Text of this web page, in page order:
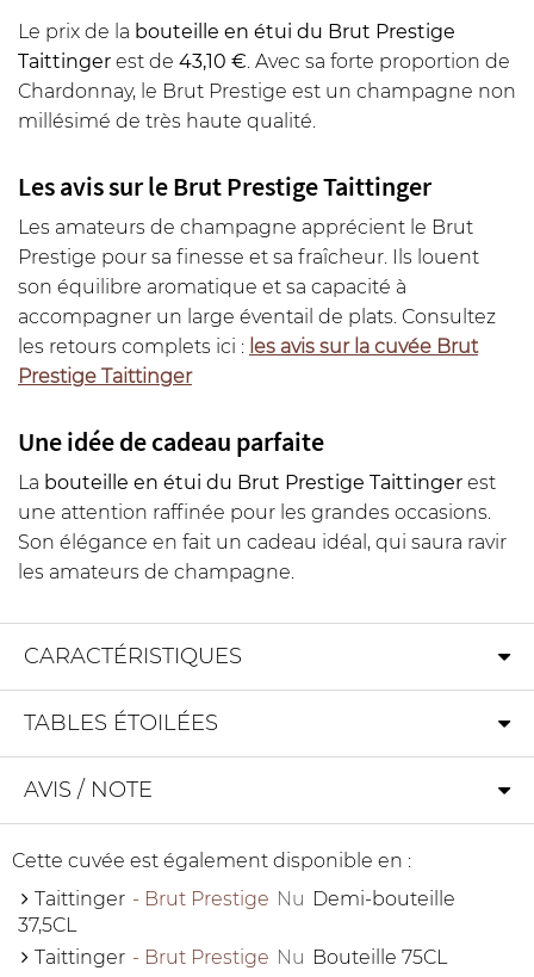
Le prix de la bouteille en étui du Brut Prestige
Taittinger est de 43,10 €. Avec sa forte proportion de
Chardonnay, le Brut Prestige est un champagne non
millésimé de très haute qualité.
Les avis sur le Brut Prestige Taittinger
Les amateurs de champagne apprécient le Brut
Prestige pour sa finesse et sa fraîcheur. Ils louent
son équilibre aromatique et sa capacité à
accompagner un large éventail de plats. Consultez
les retours complets ici : les avis sur la cuvée Brut
Prestige Taittinger
Une idée de cadeau parfaite
La bouteille en étui du Brut Prestige Taittinger est
une attention raffinée pour les grandes occasions.
Son élégance en fait un cadeau idéal, qui saura ravir
les amateurs de champagne.
CARACTÉRISTIQUES
TABLES ÉTOILÉES
AVIS / NOTE
Cette cuvée est également disponible en :
Taittinger - Brut Prestige Nu Demi-bouteille
37,5CL
Taittinger - Brut Prestige Nu Bouteille 75CL